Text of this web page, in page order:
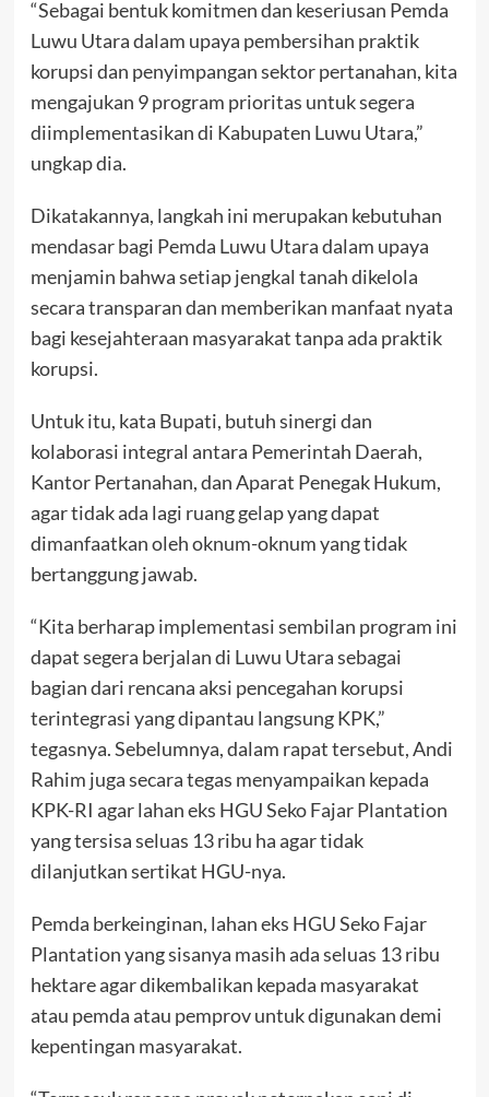
“Sebagai bentuk komitmen dan keseriusan Pemda
Luwu Utara dalam upaya pembersihan praktik
korupsi dan penyimpangan sektor pertanahan, kita
mengajukan 9 program prioritas untuk segera
diimplementasikan di Kabupaten Luwu Utara,”
ungkap dia.
Dikatakannya, langkah ini merupakan kebutuhan
mendasar bagi Pemda Luwu Utara dalam upaya
menjamin bahwa setiap jengkal tanah dikelola
secara transparan dan memberikan manfaat nyata
bagi kesejahteraan masyarakat tanpa ada praktik
korupsi.
Untuk itu, kata Bupati, butuh sinergi dan
kolaborasi integral antara Pemerintah Daerah,
Kantor Pertanahan, dan Aparat Penegak Hukum,
agar tidak ada lagi ruang gelap yang dapat
dimanfaatkan oleh oknum-oknum yang tidak
bertanggung jawab.
“Kita berharap implementasi sembilan program ini
dapat segera berjalan di Luwu Utara sebagai
bagian dari rencana aksi pencegahan korupsi
terintegrasi yang dipantau langsung KPK,”
tegasnya. Sebelumnya, dalam rapat tersebut, Andi
Rahim juga secara tegas menyampaikan kepada
KPK-RI agar lahan eks HGU Seko Fajar Plantation
yang tersisa seluas 13 ribu ha agar tidak
dilanjutkan sertikat HGU-nya.
Pemda berkeinginan, lahan eks HGU Seko Fajar
Plantation yang sisanya masih ada seluas 13 ribu
hektare agar dikembalikan kepada masyarakat
atau pemda atau pemprov untuk digunakan demi
kepentingan masyarakat.